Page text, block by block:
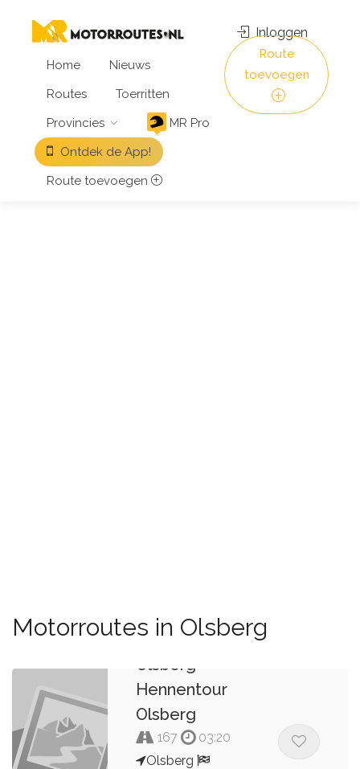
Home
Nieuws
Routes
Toerritten
Provincies
MR Pro
Ontdek de App!
Route toevoegen
Inloggen
Route
toevoegen
Motorroutes in Olsberg
Olsberg
Hennentour
Olsberg
167
03:20
Olsberg